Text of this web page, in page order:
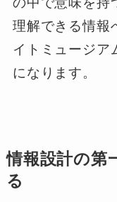
理解できる情報
イトミュージア
になります。
情報設計の第
る